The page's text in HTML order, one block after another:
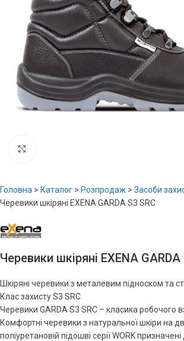
Головна > Каталог > Розпродаж > Засоби
Черевики шкіряні EXENA GARDA S3 SRC
Черевики шкіряні EXENA GARDA
Шкіряні черевики з металевим підноском та
Клас захисту S3 SRC
Черевики GARDA S3 SRC – класика робочого
Комфортні черевики з натуральної шкіри на
поліуретановій підошві серії WORK призначені